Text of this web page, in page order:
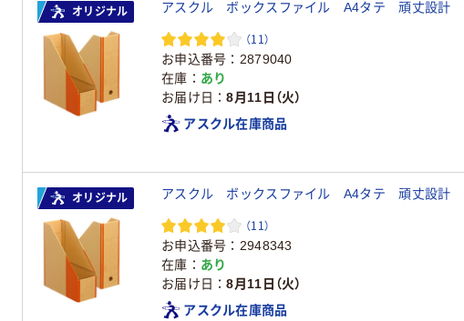
オリジナル
（11）
お申込番号
2879040
在庫
あり
お届け日
8月11日（火）
アスクル在庫商品
オリジナル
（11）
お申込番号
2948343
在庫
あり
お届け日
8月11日（火）
アスクル在庫商品